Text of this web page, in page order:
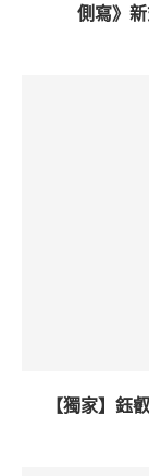
側寫》
【獨家】